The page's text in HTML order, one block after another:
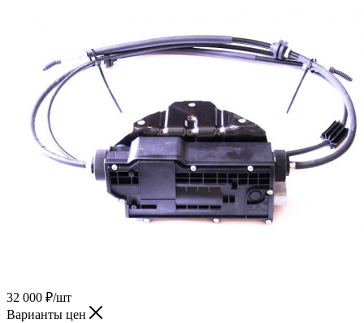
32 000 ₽/шт
Варианты цен